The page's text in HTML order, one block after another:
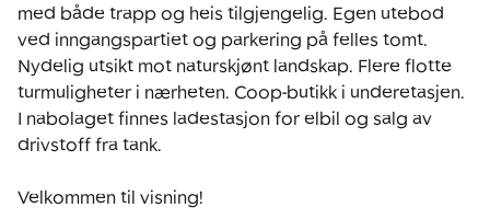
med både trapp og heis tilgjengelig. Egen utebod
ved inngangspartiet og parkering på felles tomt.
Nydelig utsikt mot naturskjønt landskap. Flere flotte
turmuligheter i nærheten. Coop-butikk i underetasjen.
I nabolaget finnes ladestasjon for elbil og salg av
drivstoff fra tank.
Velkommen til visning!